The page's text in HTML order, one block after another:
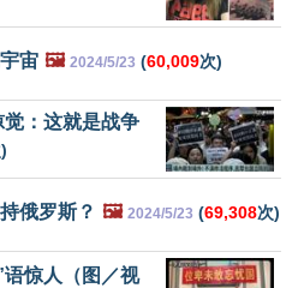
宙 🖼️ 2024/5/23 (60,009次)
：这就是战争
俄罗斯？ 🖼️ 2024/5/23 (69,308次)
惊人（图／视